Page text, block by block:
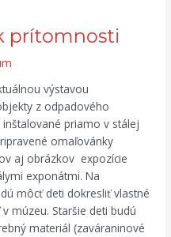
prítomnosti
výstavou
z odpadového
priamo v stálej
omaľovánky
aj obrázkov expozície
exponátmi. Na
môcť deti dokresliť vlastné
múzeu. Staršie deti budú
materiál (zaváraninové